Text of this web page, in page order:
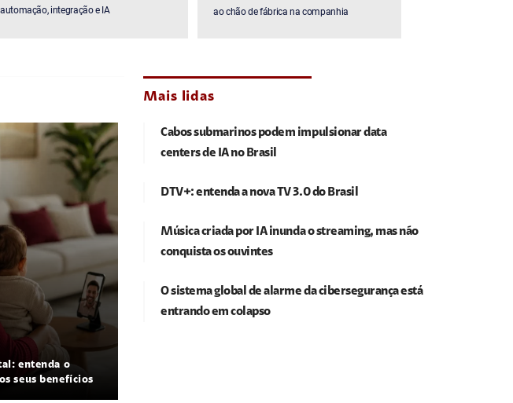
automação, integração e IA
ao chão de fábrica na companhia
entenda o
seus benefícios
Mais lidas
Cabos submarinos podem impulsionar data
centers de IA no Brasil
DTV+: entenda a nova TV 3.0 do Brasil
Música criada por IA inunda o streaming, mas não
conquista os ouvintes
O sistema global de alarme da cibersegurança está
entrando em colapso